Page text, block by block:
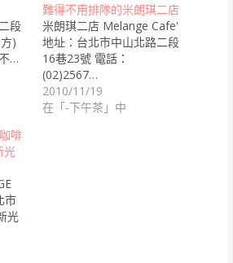
段
)
…
難得不用排隊的米朗琪二店
米朗琪二店 Melange Cafe'
地址：台北市中山北路二段
16巷23號 電話：
(02)2567…
2010/11/19
在「-下午茶」中
啡
光
市
光